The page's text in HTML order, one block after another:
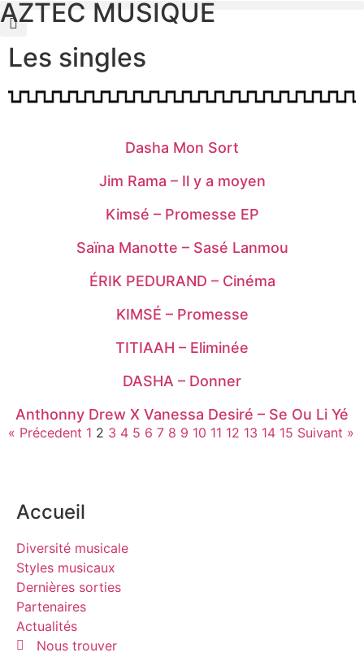
AZTEC MUSIQUE
Les singles
Dasha Mon Sort
Jim Rama – Il y a moyen
Kimsé – Promesse EP
Saïna Manotte – Sasé Lanmou
ÉRIK PEDURAND – Cinéma
KIMSÉ – Promesse
TITIAAH – Eliminée
DASHA – Donner
Anthonny Drew X Vanessa Desiré – Se Ou Li Yé
« Précedent 1 2 3 4 5 6 7 8 9 10 11 12 13 14 15 Suivant »
Accueil
Diversité musicale
Styles musicaux
Dernières sorties
Partenaires
Actualités
Nous trouver